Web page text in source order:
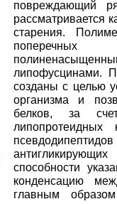
повреждающий
рассматривается
старения.
поперечных
липофусцинами.
созданы с целью
организма и
белков, за
липопротеидных
способности
конденсацию
главным